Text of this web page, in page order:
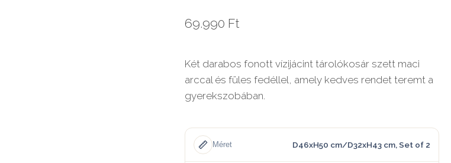
69.990 Ft
Két darabos fonott vízijácint tárolókosár szett maci
arccal és füles fedéllel, amely kedves rendet teremt a
gyerekszobában.
Méret D46xH50 cm/D32xH43 cm, Set of 2